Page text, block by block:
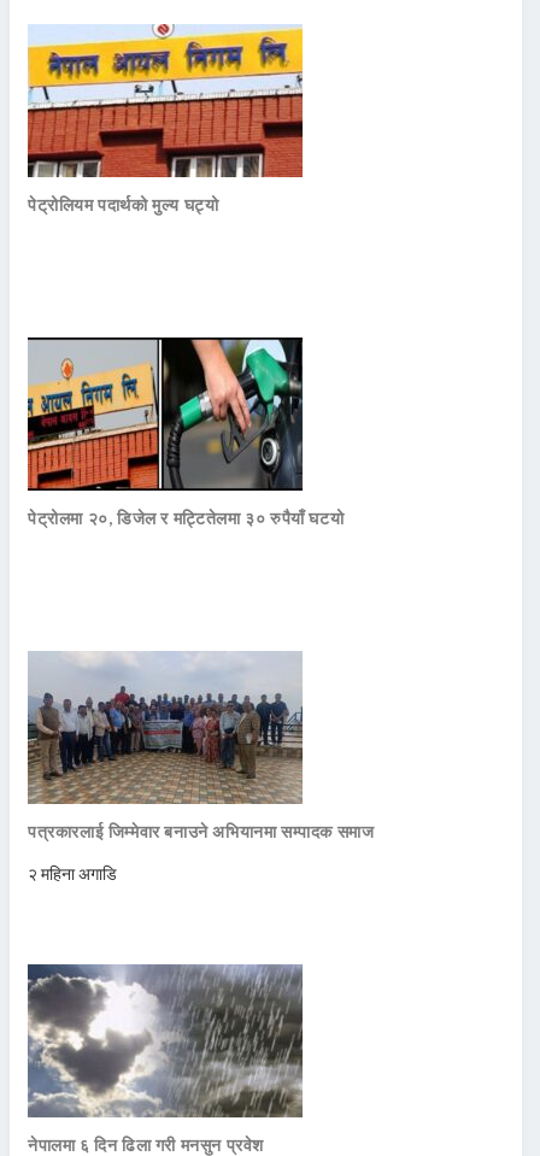
पेट्रोलियम पदार्थको मुल्य घट्यो
पेट्रोलमा २०, डिजेल र मट्टितेलमा ३० रुपैयाँ घटयो
पत्रकारलाई जिम्मेवार बनाउने अभियानमा सम्पादक समाज
२ महिना अगाडि
नेपालमा ६ दिन ढिला गरी मनसुन प्रवेश